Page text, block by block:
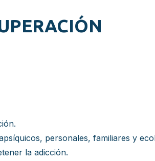
personales, familiares y
la adicción.